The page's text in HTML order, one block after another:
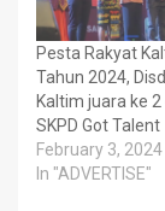
Pesta Rakyat
Tahun 2024,
Kaltim juara ke
SKPD Got Talent
February 3, 2024
In "ADVERTISE"